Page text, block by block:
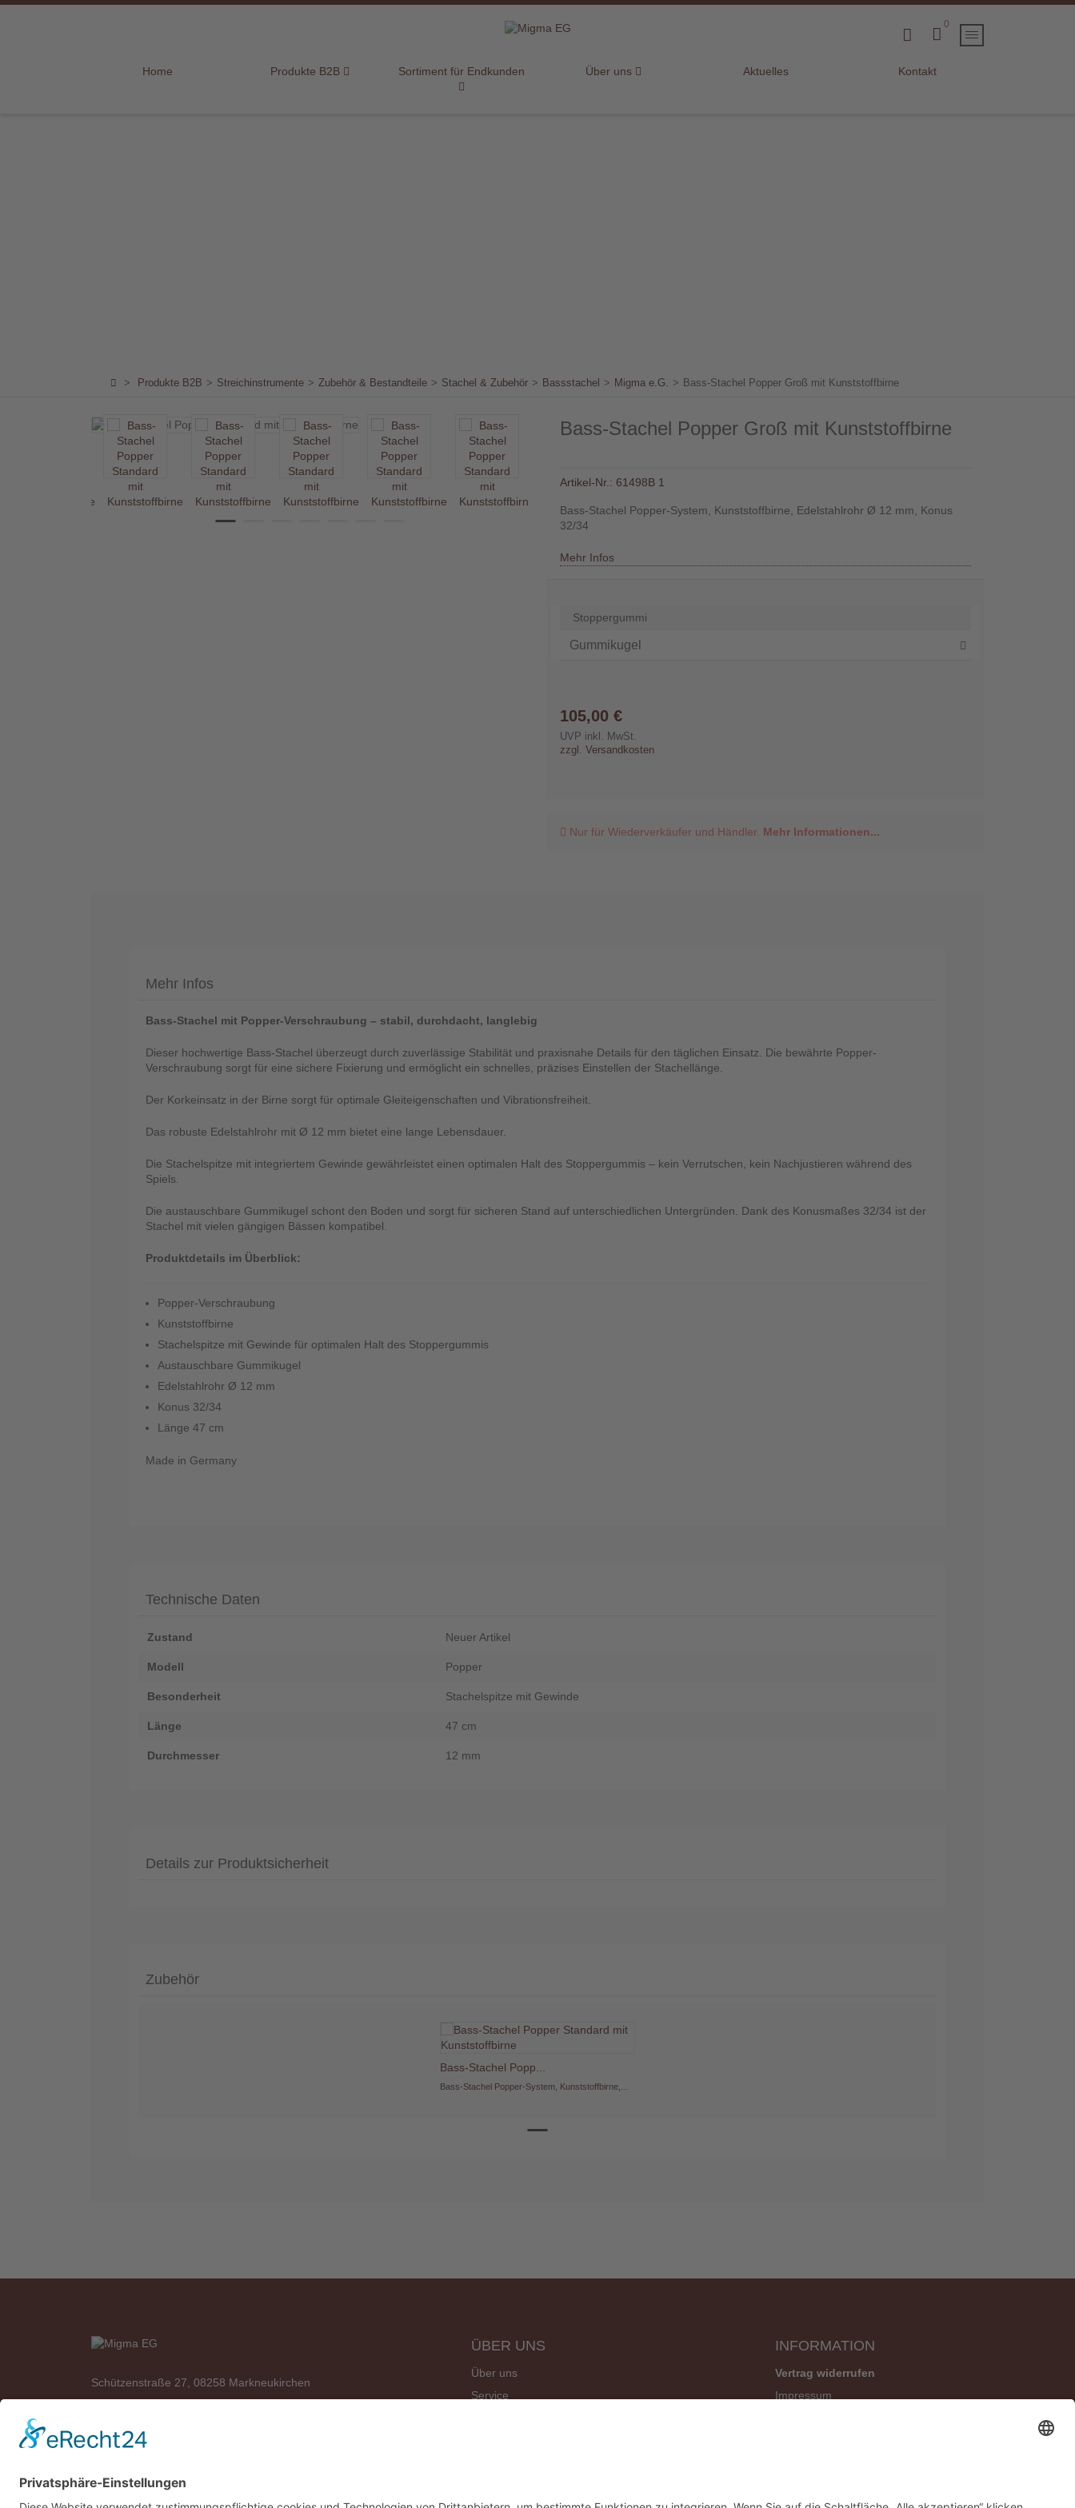
0
Home Produkte B2B Sortiment für Endkunden Über uns Aktuelles Kontakt
> Produkte B2B > Streichinstrumente > Zubehör & Bestandteile > Stachel & Zubehör > Bassstachel > Migma e.G. > Bass-Stachel Popper Groß mit Kunststoffbirne
Bass-Stachel Popper Groß mit Kunststoffbirne
Artikel-Nr.: 61498B 1
Bass-Stachel Popper-System, Kunststoffbirne, Edelstahlrohr Ø 12 mm, Konus
32/34
Mehr Infos
Stoppergummi
105,00 €
UVP inkl. MwSt.
zzgl. Versandkosten
Nur für Wiederverkäufer und Händler. Mehr Informationen...
Mehr Infos
Bass-Stachel mit Popper-Verschraubung – stabil, durchdacht, langlebig
Dieser hochwertige Bass-Stachel überzeugt durch zuverlässige Stabilität und praxisnahe Details für den täglichen Einsatz. Die bewährte Popper-
Verschraubung sorgt für eine sichere Fixierung und ermöglicht ein schnelles, präzises Einstellen der Stachellänge.
Der Korkeinsatz in der Birne sorgt für optimale Gleiteigenschaften und Vibrationsfreiheit.
Das robuste Edelstahlrohr mit Ø 12 mm bietet eine lange Lebensdauer.
Die Stachelspitze mit integriertem Gewinde gewährleistet einen optimalen Halt des Stoppergummis – kein Verrutschen, kein Nachjustieren während des
Spiels.
Die austauschbare Gummikugel schont den Boden und sorgt für sicheren Stand auf unterschiedlichen Untergründen. Dank des Konusmaßes 32/34 ist der
Stachel mit vielen gängigen Bässen kompatibel.
Produktdetails im Überblick:
Popper-Verschraubung
Kunststoffbirne
Stachelspitze mit Gewinde für optimalen Halt des Stoppergummis
Austauschbare Gummikugel
Edelstahlrohr Ø 12 mm
Konus 32/34
Länge 47 cm
Made in Germany
Technische Daten
Zustand Neuer Artikel
Modell Popper
Besonderheit Stachelspitze mit Gewinde
Länge 47 cm
Durchmesser 12 mm
Details zur Produktsicherheit
Zubehör
Bass-Stachel Popp...
Bass-Stachel Popper-System, Kunststoffbirne,...
Schützenstraße 27, 08258 Markneukirchen
E-Mail:info@migma-eg.de
ÜBER UNS
Über uns
Service
INFORMATION
Vertrag widerrufen
Impressum